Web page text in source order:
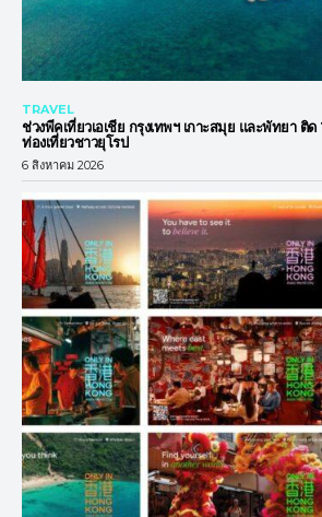
TRAVEL
ช่วงพีคเที่ยวเอเชีย กรุงเทพฯ เกาะสมุย และพัทยา
ท่องเที่ยวชาวยุโรป
6 สิงหาคม 2026